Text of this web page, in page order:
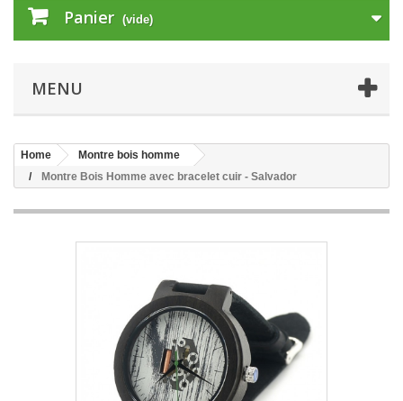
Panier (vide)
MENU
Home
Montre bois homme
Montre Bois Homme avec bracelet cuir - Salvador